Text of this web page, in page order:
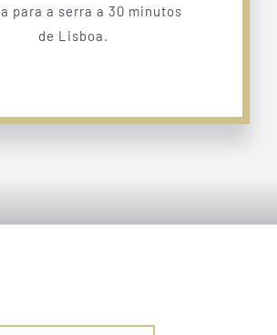
para a serra a 30 minutos
de Lisboa.